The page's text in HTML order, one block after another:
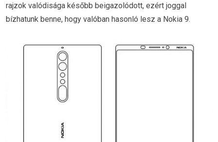
rajzok valódisága később beigazolódott, ezért joggal
bízhatunk benne, hogy valóban hasonló lesz a Nokia 9.